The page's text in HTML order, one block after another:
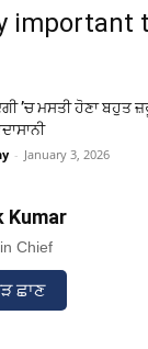
important
’ਚ ਮਸਤੀ ਹੋਣਾ ਬਹੁਤ
- January 3, 2026
Kumar
Chief
ਛਾਣ